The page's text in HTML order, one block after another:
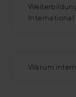
International
Warum